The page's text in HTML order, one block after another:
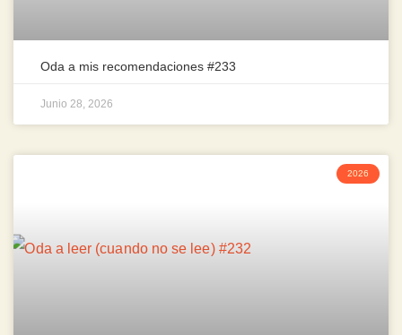
Oda a mis recomendaciones #233
Junio 28, 2026
2026